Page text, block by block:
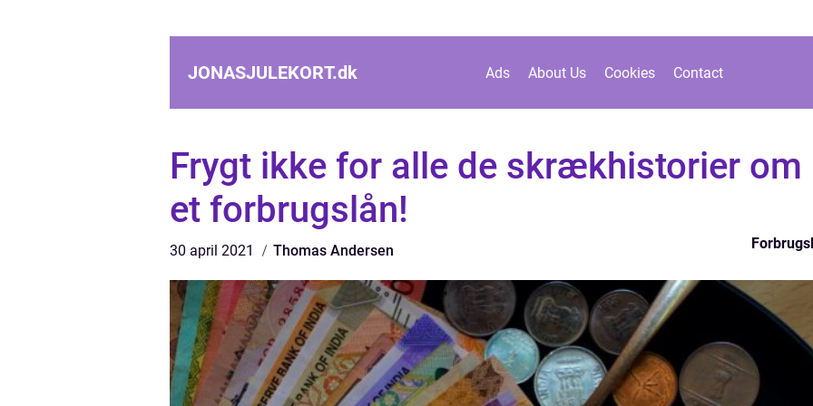
JONASJULEKORT.dk Ads About Us Cookies Contact
Frygt ikke for alle de skrækhistorier om
et forbrugslån!
30 april 2021 Thomas Andersen